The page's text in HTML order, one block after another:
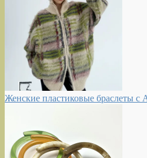
Женские пластиковые браслеты с